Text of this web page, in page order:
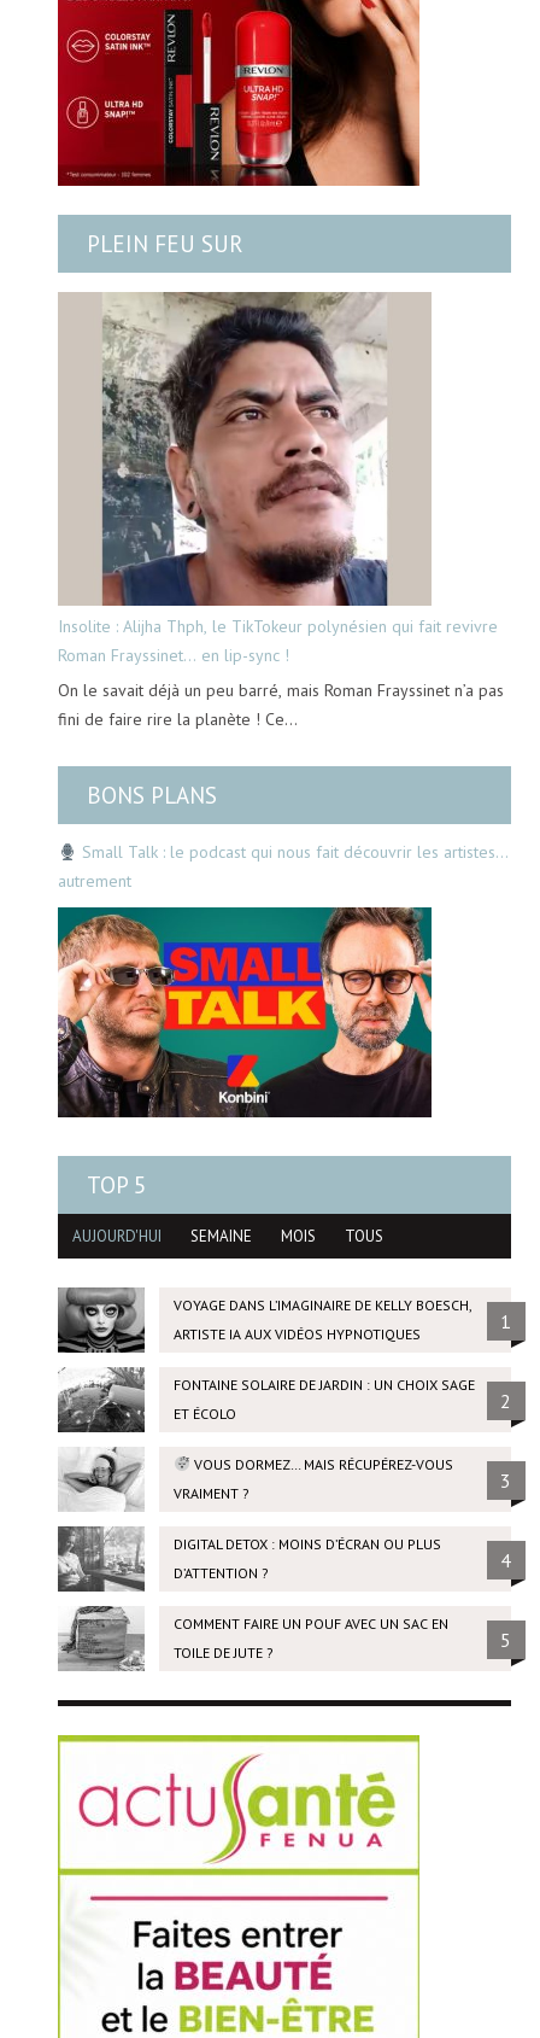
PLEIN FEU SUR
Insolite : Alijha Thph, le TikTokeur polynésien qui fait revivre
Roman Frayssinet… en lip-sync !
On le savait déjà un peu barré, mais Roman Frayssinet n’a pas
fini de faire rire la planète ! Ce…
BONS PLANS
Small Talk : le podcast qui nous fait découvrir les artistes…
autrement
TOP 5
AUJOURD'HUI SEMAINE MOIS TOUS
VOYAGE DANS L’IMAGINAIRE DE KELLY BOESCH,
ARTISTE IA AUX VIDÉOS HYPNOTIQUES
1
FONTAINE SOLAIRE DE JARDIN : UN CHOIX SAGE
ET ÉCOLO
2
VOUS DORMEZ… MAIS RÉCUPÉREZ-VOUS
VRAIMENT ?
3
DIGITAL DETOX : MOINS D’ÉCRAN OU PLUS
D’ATTENTION ?
4
COMMENT FAIRE UN POUF AVEC UN SAC EN
TOILE DE JUTE ?
5